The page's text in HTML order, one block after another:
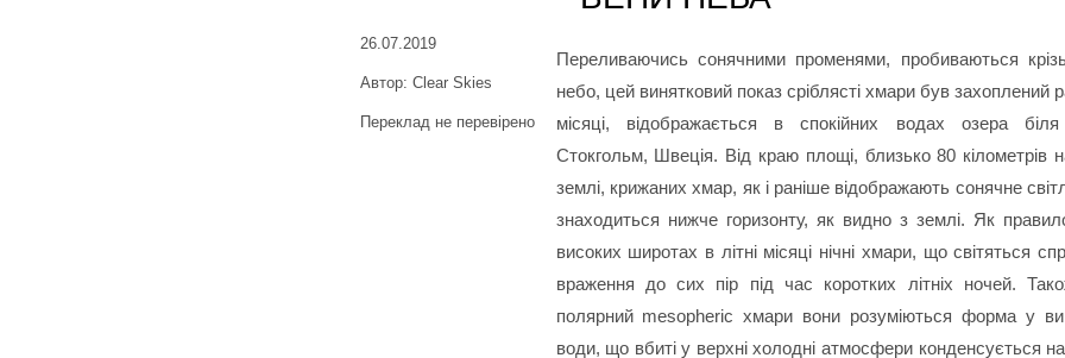
26.07.2019
Автор: Clear Skies
Переклад не перевірено
Переливаючись сонячними променями, пробиваються
небо, цей винятковий показ сріблясті хмари був захоплений
місяці, відображається в спокійних водах озера
Стокгольм, Швеція. Від краю площі, близько 80 кілометрів
землі, крижаних хмар, як і раніше відображають сонячне
знаходиться нижче горизонту, як видно з землі. Як
високих широтах в літні місяці нічні хмари, що світяться
враження до сих пір під час коротких літніх ночей.
полярний mesopheric хмари вони розуміються форма у
води, що вбиті у верхні холодні атмосфери конденсується